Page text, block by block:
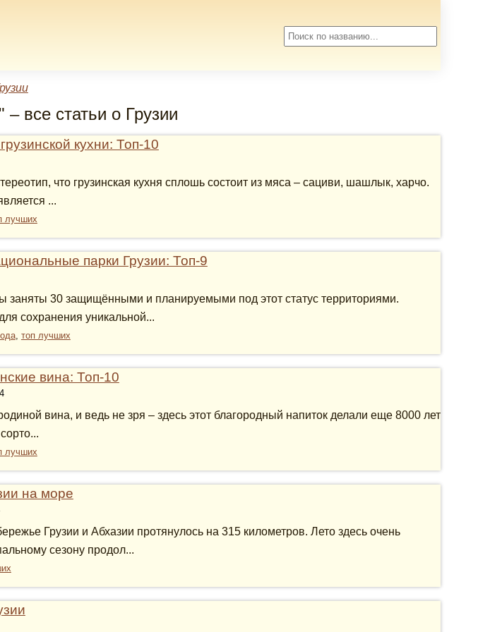
все статьи о Грузии
кухни: Топ-10
что грузинская кухня сплошь состоит из мяса – сациви, шашлык, харчо.
...
лучших
парки Грузии: Топ-9
заняты 30 защищёнными и планируемыми под этот статус территориями.
сохранения уникальной...
, топ лучших
вина: Топ-10
вина, и ведь не зря – здесь этот благородный напиток делали еще 8000 лет
лучших
на море
Грузии и Абхазии протянулось на 315 километров. Лето здесь очень
сезону продол...